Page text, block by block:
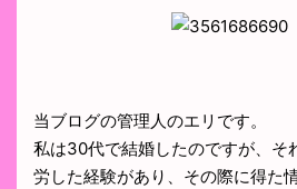
当ブログの管理人のエリです。
私は30代で結婚したのですが、そ
労した経験があり、その際に得た